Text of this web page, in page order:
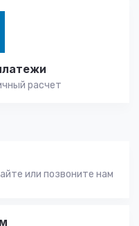
расчет
или позвоните нам